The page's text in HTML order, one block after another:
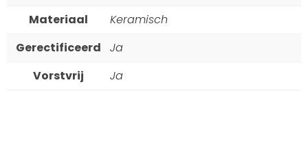
Materiaal
Keramisch
Gerectificeerd
Ja
Vorstvrij
Ja